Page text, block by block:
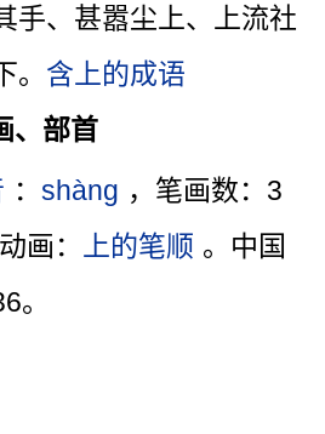
手、甚嚣尘上、上流社
含上的成语
、部首
：shàng ，笔画数：3
画： 上的笔顺 。中国
。